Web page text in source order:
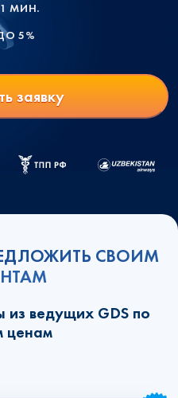
МИН.
5%
заявку
СВОИМ
из ведущих GDS по
ценам